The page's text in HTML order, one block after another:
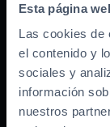
Esta página
Las cookies de
el contenido y
sociales y
información
nuestros
Máxima:8.748 €
Duración